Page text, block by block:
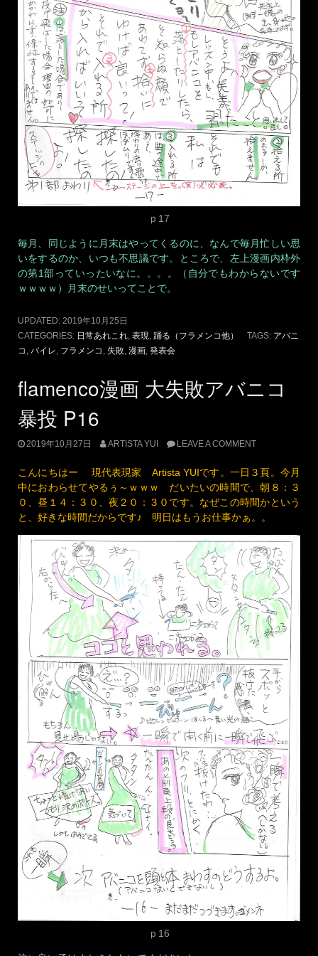
ｗｗ
UPDATED: 2019年10月25日
CATEGORIES:日常あれこれ 表現,踊る（フラメンコ他） TAGS:アバニ
コ バイレ,フラメンコ,失敗 漫画,発表会
flamenco漫画 大失敗アバニコ
暴投 P17
2019年10月27日 ARTISTA YUI LEAVE A COMMENT
どは－－－－－－ Artista YUIですぅぅぅぅぅ。
月末月末 月末ぅぅぅぅぅ というわけで１７頁めです。
ｐ17
毎月、同じように月末はやってくるのに、なんで毎月忙しい思
いをするのか、いつも不思議です。ところで、左上漫画内枠外
の第1部っていったいなに。。。。（自分でもわからないです
ｗｗｗｗ）月末のせいってことで。
UPDATED:2019年10月25日
CATEGORIES:日常あれこれ ,表現, 踊る（フラメンコ他） TAGS:アバニ
,バイレ,フラメンコ , 失敗,漫画,発表会
flamenco漫画 大失敗アバニコ
暴投 P16
2019年10月27日 LEAVE A COMMENT
こんにちはー 現代表現家 Artista YUIです。一日３頁。今月
中におわらせてやるぅ～ｗｗｗ だいたいの時間で、朝８：３
０、昼１４：３０、夜２０：３０です。なぜこの時間かという
と、好きな時間だからです♪ 明日はもうお仕事かぁ。。